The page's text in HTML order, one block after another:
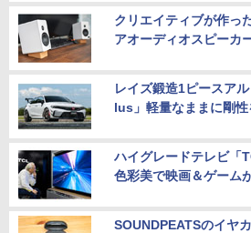
クリエイティブが作っ
アオーディオスピーカ
レイズ鍛造1ピースア
lus」軽量なままに剛性
ハイグレードテレビ「
色彩美で映画＆ゲーム
SOUNDPEATSのイヤ